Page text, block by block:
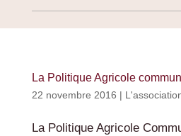
La Politique Agricole
22 novembre 2016 |
La Politique Agricole